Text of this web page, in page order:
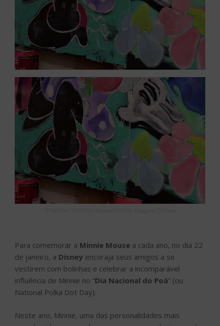
Para comemorar a Minnie Mouse a cada ano, no dia 22
de janeiro, a Disney encoraja seus amigos a se
vestirem com bolinhas e celebrar a incomparável
influência de Minnie no “Dia Nacional do Poá” (ou
National Polka Dot Day).
Neste ano, Minnie, uma das personalidades mais